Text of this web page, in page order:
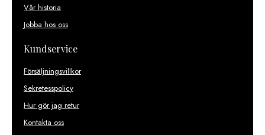
Vår historia
Jobba hos oss
Kundservice
Försäljningsvillkor
Sekretesspolicy
Hur gör jag retur
Kontakta oss